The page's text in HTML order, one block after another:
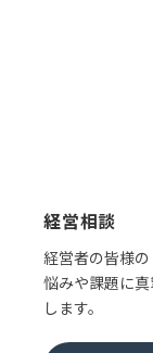
経営相談
経営者の皆様
悩みや課題に
します。